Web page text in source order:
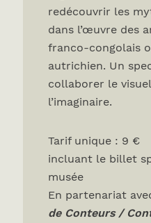
redécouvrir les
dans l’œuvre des
franco-congolais
autrichien. Un
collaborer le
l’imaginaire.
Tarif unique : 9 €
incluant le billet
musée
En partenariat
de Conteurs /